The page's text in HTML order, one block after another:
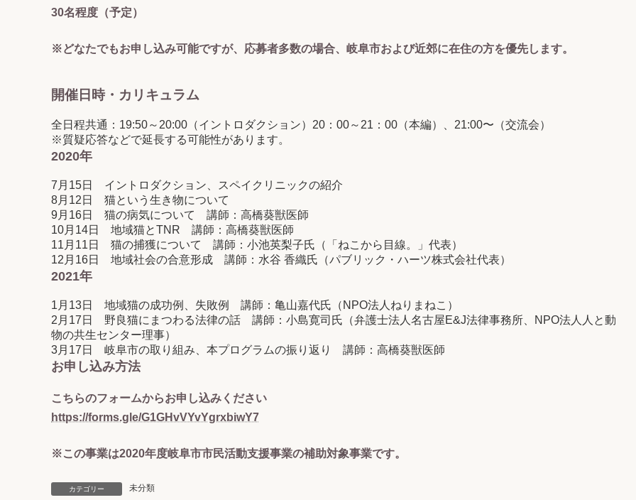
30名程度（予定）
※どなたでもお申し込み可能ですが、応募者多数の場合、岐阜市および近郊に在住の方を優先します。
開催日時・カリキュラム
全日程共通：19:50～20:00（イントロダクション）20：00～21：00（本編）、21:00〜（交流会）
※質疑応答などで延長する可能性があります。
2020年
7月15日 イントロダクション、スペイクリニックの紹介
8月12日 猫という生き物について
9月16日 猫の病気について 講師：高橋葵獣医師
10月14日 地域猫とTNR 講師：高橋葵獣医師
11月11日 猫の捕獲について 講師：小池英梨子氏（「ねこから目線。」代表）
12月16日 地域社会の合意形成 講師：水谷 香織氏（パブリック・ハーツ株式会社代表）
2021年
1月13日 地域猫の成功例、失敗例 講師：亀山嘉代氏（NPO法人ねりまねこ）
2月17日 野良猫にまつわる法律の話 講師：小島寛司氏（弁護士法人名古屋E&J法律事務所、NPO法人人と動
物の共生センター理事）
3月17日 岐阜市の取り組み、本プログラムの振り返り 講師：高橋葵獣医師
お申し込み方法
こちらのフォームからお申し込みください
https://forms.gle/G1GHvVYvYgrxbiwY7
※この事業は2020年度岐阜市市民活動支援事業の補助対象事業です。
カテゴリー 未分類